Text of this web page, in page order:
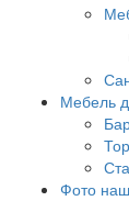
Мебель
Фото